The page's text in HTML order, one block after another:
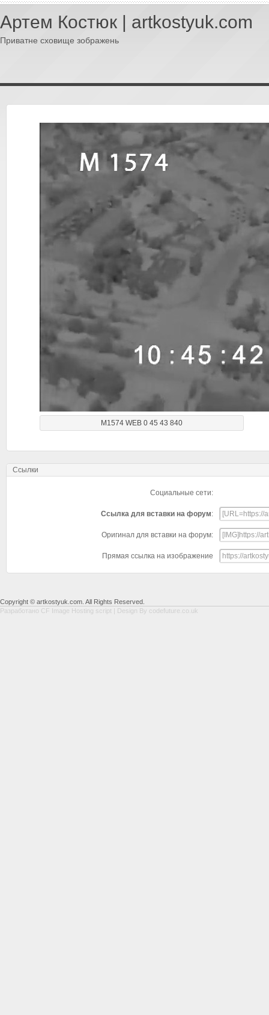
Артем Костюк | artkostyuk.com
Приватне сховище зображень
M1574 WEB 0 45 43 840
Ссылки
Социальные сети:
Ссылка для вставки на форум:
Оригинал для вставки на форум:
Прямая ссылка на изображение
Copyright © artkostyuk.com. All Rights Reserved.
Разработано CF Image Hosting script | Design By codefuture.co.uk